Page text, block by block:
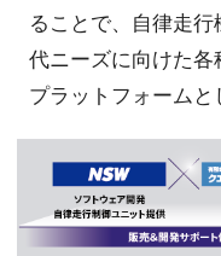
ることで、自律走
代ニーズに向けた各
プラットフォームと